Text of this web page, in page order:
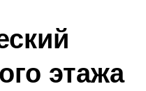
этажа